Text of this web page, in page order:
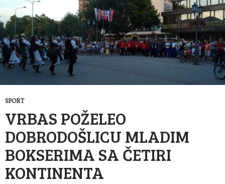
SPORT
VRBAS POŽELEO
DOBRODOŠLICU MLADIM
BOKSERIMA SA ČETIRI
KONTINENTA